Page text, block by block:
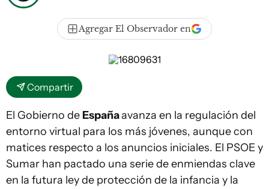
Agregar El Observador en
Compartir
El Gobierno de Españaavanza en la regulación del
entorno virtual para los más jóvenes, aunque con
matices respecto a los anuncios iniciales. El PSOE y
Sumar han pactado una serie de enmiendas clave
en la futura ley de protección de la infancia y la